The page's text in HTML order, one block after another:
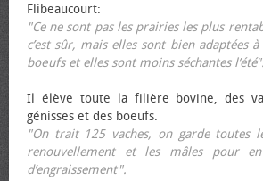
Flibeaucourt:
"Ce ne sont pas les prairies les plus
c’est sûr, mais elles sont bien adaptées à
bœufs et elles sont moins séchantes l’été".
Il élève toute la filière bovine, des
génisses et des bœufs.
"On trait 125 vaches, on garde toutes
renouvellement et les mâles pour
d’engraissement".